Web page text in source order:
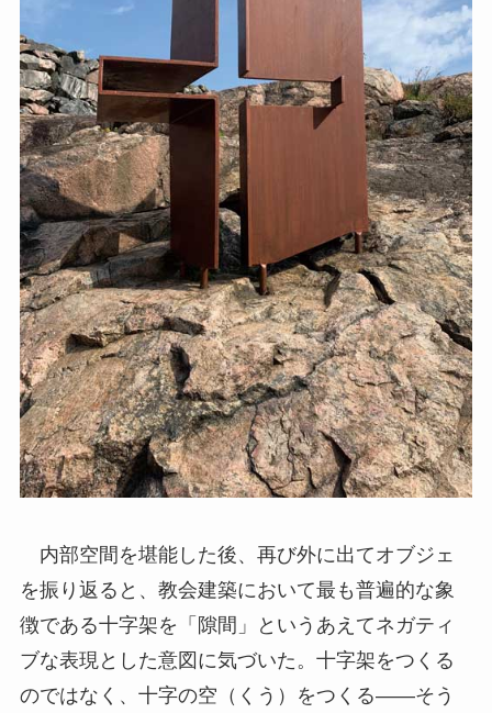
内部空間を堪能した後、再び外に出てオブジェ
を振り返ると、教会建築において最も普遍的な象
徴である十字架を「隙間」というあえてネガティ
ブな表現とした意図に気づいた。十字架をつくる
のではなく、十字の空（くう）をつくる――そう